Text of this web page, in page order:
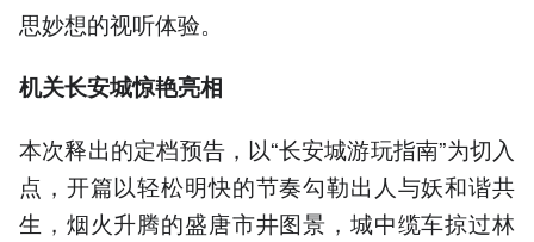
思妙想的视听体验。
机关长安城惊艳亮相
本次释出的定档预告，以“长安城游玩指南”为切入
点，开篇以轻松明快的节奏勾勒出人与妖和谐共
生，烟火升腾的盛唐市井图景，城中缆车掠过林